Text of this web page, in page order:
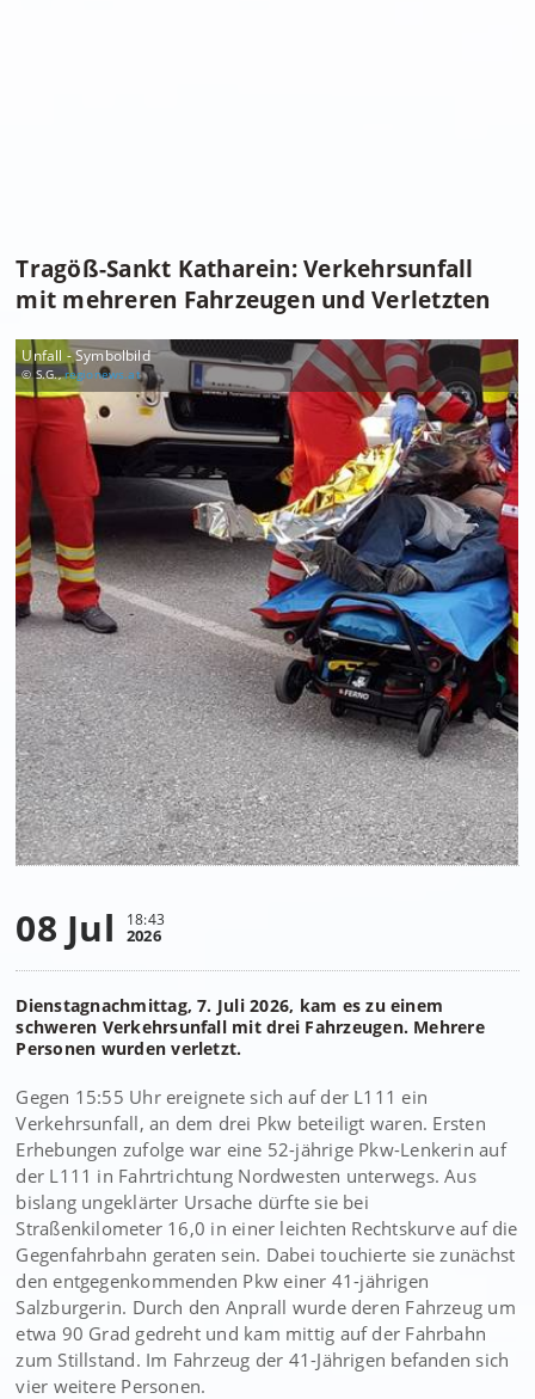
Tragöß-Sankt Katharein: Verkehrsunfall
mit mehreren Fahrzeugen und Verletzten
Unfall - Symbolbild
© S.G.,regionews.at
08 Jul 18:43
2026
Dienstagnachmittag, 7. Juli 2026, kam es zu einem
schweren Verkehrsunfall mit drei Fahrzeugen. Mehrere
Personen wurden verletzt.
Gegen 15:55 Uhr ereignete sich auf der L111 ein
Verkehrsunfall, an dem drei Pkw beteiligt waren. Ersten
Erhebungen zufolge war eine 52-jährige Pkw-Lenkerin auf
der L111 in Fahrtrichtung Nordwesten unterwegs. Aus
bislang ungeklärter Ursache dürfte sie bei
Straßenkilometer 16,0 in einer leichten Rechtskurve auf die
Gegenfahrbahn geraten sein. Dabei touchierte sie zunächst
den entgegenkommenden Pkw einer 41-jährigen
Salzburgerin. Durch den Anprall wurde deren Fahrzeug um
etwa 90 Grad gedreht und kam mittig auf der Fahrbahn
zum Stillstand. Im Fahrzeug der 41-Jährigen befanden sich
vier weitere Personen.